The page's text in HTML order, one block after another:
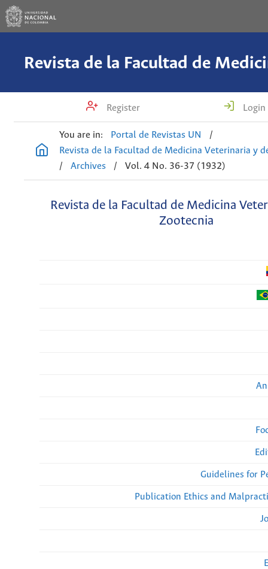
Register Login
You are in: Portal de Revistas UN
/
Revista de la Facultad de Medicina Veterinaria y
/
Archives / Vol. 4 No. 36-37 (1932)
Revista de la Facultad de Medicina
Zootecnia
Guidelines for
Publication Ethics and